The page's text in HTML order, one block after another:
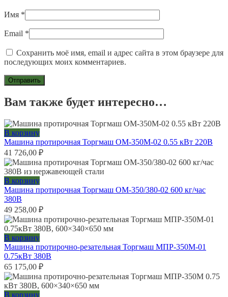
Имя *
Email *
Сохранить моё имя, email и адрес сайта в этом браузере для
последующих моих комментариев.
Вам также будет интересно…
В корзину
Машина протирочная Торгмаш ОМ-350М-02 0.55 кВт 220В
41 726,00 ₽
В корзину
Машина протирочная Торгмаш ОМ-350/380-02 600 кг/час
380В
49 258,00 ₽
В корзину
Машина протирочно-резательная Торгмаш МПР-350М-01
0.75кВт 380В
65 175,00 ₽
В корзину